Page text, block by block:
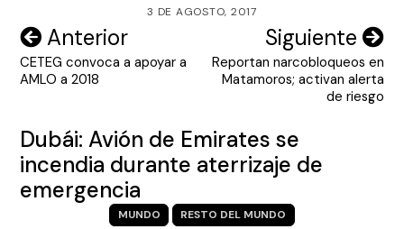
3 DE AGOSTO, 2017
Navegación
de
Anterior
CETEG convoca a apoyar a
AMLO a 2018
Siguiente
Reportan narcobloqueos en
Matamoros; activan alerta
de riesgo
Dubái: Avión de Emirates se
incendia durante aterrizaje de
emergencia
MUNDO
RESTO DEL MUNDO